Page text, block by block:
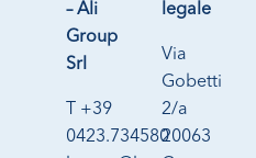
– Ali
Group
Srl
T +39
0423.734580
legale
Via
Gobetti
2/a
20063